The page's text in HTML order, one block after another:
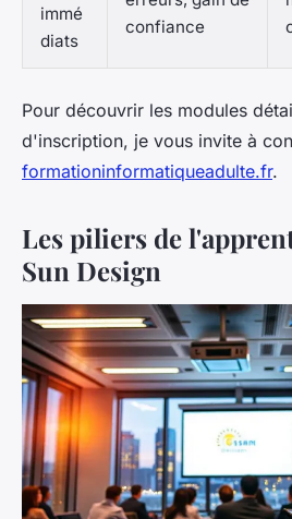
immé
diats
confiance
Pour découvrir les modules
d'inscription, je vous invite à
formationinformatiqueadulte.fr.
Les piliers de
Sun Design